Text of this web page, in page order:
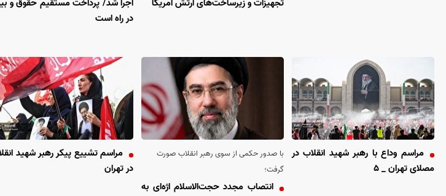
تجهیزات و زیرساخت‌های ارتش آمریکا
اجرا شد/ پرداخت مستقیم حقوق و
در راه است
مراسم وداع با رهبر شهید انقلاب در
مصلای تهران _ ۵
با صدور حکمی از سوی رهبر انقلاب صورت
گرفت؛
انتصاب مجدد حجت‌الاسلام اژه‌ای به
مراسم تشییع پیکر رهبر شهید
در تهران